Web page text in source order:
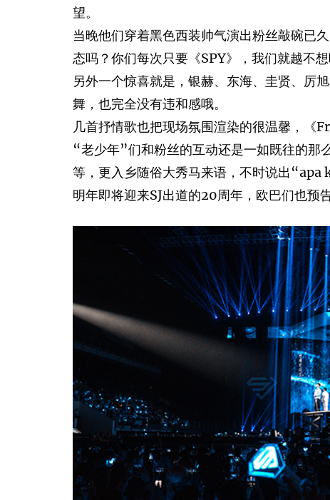
望。
当晚他们穿着黑色西装帅气演出粉丝敲碗已
态吗？你们每次只要《SPY》，我们就越不
另外一个惊喜就是，银赫、东海、圭贤、厉
舞，也完全没有违和感哦。
几首抒情歌也把现场氛围渲染的很温馨，《
“老少年”们和粉丝的互动还是一如既往的那
等，更入乡随俗大秀马来语，不时说出
明年即将迎来SJ出道的20周年，欧巴们也预